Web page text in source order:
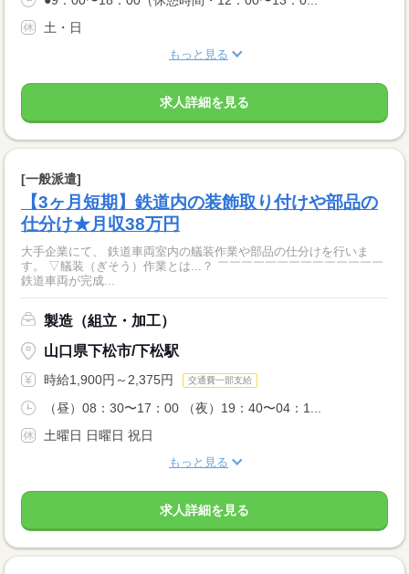
土・日
もっと見る
求人詳細を見る
[一般派遣]
【3ヶ月短期】鉄道内の装飾取り付けや部品の
仕分け★月収38万円
大手企業にて、 鉄道車両室内の艤装作業や部品の仕分けを行いま
す。 ▽艤装（ぎそう）作業とは...？ ￣￣￣￣￣￣￣￣￣￣￣￣￣￣
鉄道車両が完成...
製造（組立・加工）
山口県下松市/下松駅
時給1,900円～2,375円 交通費一部支給
（昼）08：30〜17：00 （夜）19：40〜04：1...
土曜日 日曜日 祝日
もっと見る
求人詳細を見る